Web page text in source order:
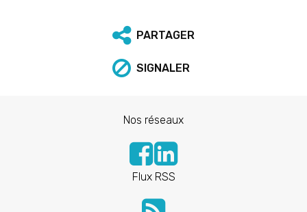
PARTAGER
SIGNALER
Nos réseaux
Flux RSS